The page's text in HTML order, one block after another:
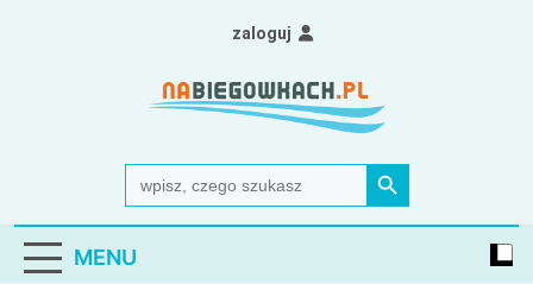
Nabiegowkach.pl
portal miłośników narciarstwa biegowego
Search
for:
Search Button
zaloguj
MENU